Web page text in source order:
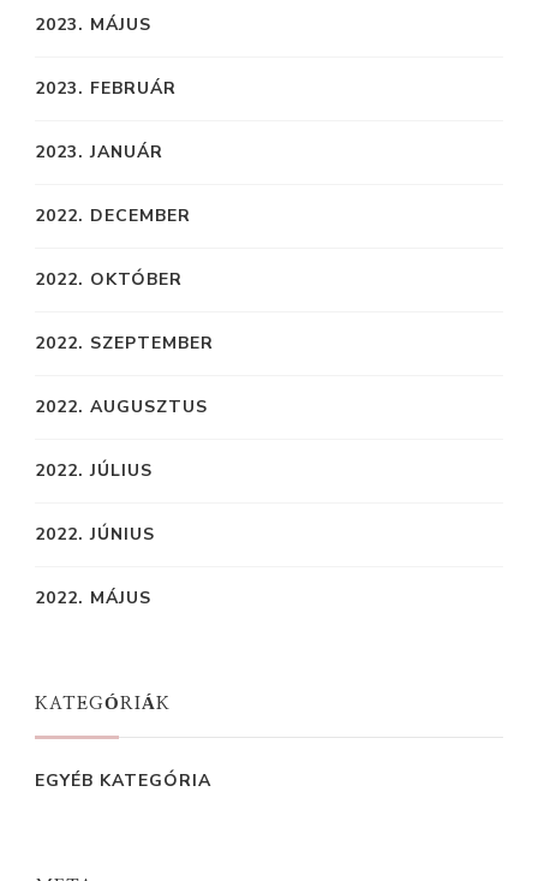
2023. MÁJUS
2023. FEBRUÁR
2023. JANUÁR
2022. DECEMBER
2022. OKTÓBER
2022. SZEPTEMBER
2022. AUGUSZTUS
2022. JÚLIUS
2022. JÚNIUS
2022. MÁJUS
KATEGÓRIÁK
EGYÉB KATEGÓRIA